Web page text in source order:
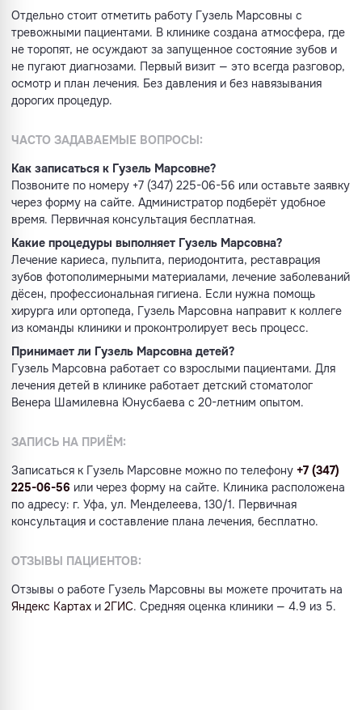
Отдельно стоит отметить работу Гузель Марсовны с
тревожными пациентами. В клинике создана атмосфера, где
не торопят, не осуждают за запущенное состояние зубов и
не пугают диагнозами. Первый визит — это всегда разговор,
осмотр и план лечения. Без давления и без навязывания
дорогих процедур.
ЧАСТО ЗАДАВАЕМЫЕ ВОПРОСЫ:
Как записаться к Гузель Марсовне?
Позвоните по номеру +7 (347) 225-06-56 или оставьте заявку
через форму на сайте. Администратор подберёт удобное
время. Первичная консультация бесплатная.
Какие процедуры выполняет Гузель Марсовна?
Лечение кариеса, пульпита, периодонтита, реставрация
зубов фотополимерными материалами, лечение заболеваний
дёсен, профессиональная гигиена. Если нужна помощь
хирурга или ортопеда, Гузель Марсовна направит к коллеге
из команды клиники и проконтролирует весь процесс.
Принимает ли Гузель Марсовна детей?
Гузель Марсовна работает со взрослыми пациентами. Для
лечения детей в клинике работает детский стоматолог
Венера Шамилевна Юнусбаева с 20-летним опытом.
ЗАПИСЬ НА ПРИЁМ:
Записаться к Гузель Марсовне можно по телефону +7 (347)
225-06-56 или через форму на сайте. Клиника расположена
по адресу: г. Уфа, ул. Менделеева, 130/1. Первичная
консультация и составление плана лечения, бесплатно.
ОТЗЫВЫ ПАЦИЕНТОВ:
Отзывы о работе Гузель Марсовны вы можете прочитать на
Яндекс Картах и 2ГИС. Средняя оценка клиники — 4.9 из 5.